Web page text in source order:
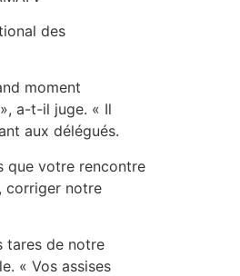
des
moment
a-t-il juge. « Il
aux délégués.
que votre rencontre
corriger notre
tares de notre
« Vos assises